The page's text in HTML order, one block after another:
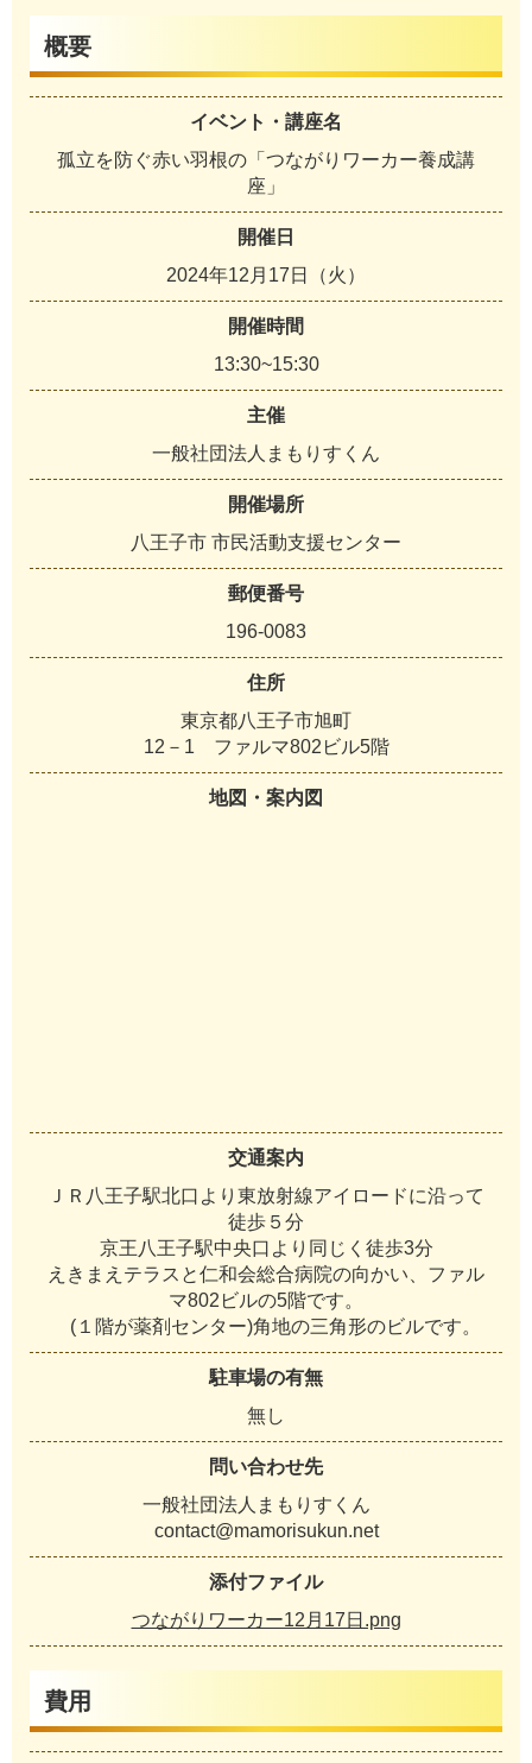
概要
イベント・講座名
孤立を防ぐ赤い羽根の「つながりワーカー養成講
座」
開催日
2024年12月17日（火）
開催時間
13:30~15:30
主催
一般社団法人まもりすくん
開催場所
八王子市 市民活動支援センター
郵便番号
196-0083
住所
東京都八王子市旭町
12－1 ファルマ802ビル5階
地図・案内図
交通案内
ＪＲ八王子駅北口より東放射線アイロードに沿って
徒歩５分
京王八王子駅中央口より同じく徒歩3分
えきまえテラスと仁和会総合病院の向かい、ファル
マ802ビルの5階です。
(１階が薬剤センター)角地の三角形のビルです。
駐車場の有無
無し
問い合わせ先
一般社団法人まもりすくん
contact@mamorisukun.net
添付ファイル
つながりワーカー12月17日.png
費用